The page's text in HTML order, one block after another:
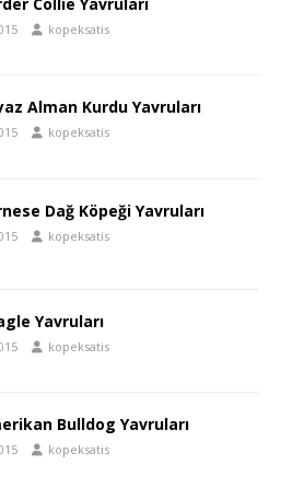
kopeksatis
Alman Kurdu Yavruları
kopeksatis
Dağ Köpeği Yavruları
kopeksatis
Yavruları
kopeksatis
Bulldog Yavruları
kopeksatis